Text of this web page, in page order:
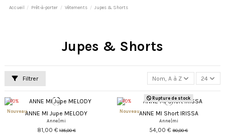
Accueil Prêt-à-porter Vêtements Jupes & Shorts
Jupes & Shorts
Filtrer Nom, A à Z 24
-40%
NouveauANNE MI Jupe MELODY
Anne|mi
81,00 €135,00 €
-40%
Nouveau
Rupture de stock
ANNE MI Short IRISSA
Anne|mi
54,00 €90,00 €